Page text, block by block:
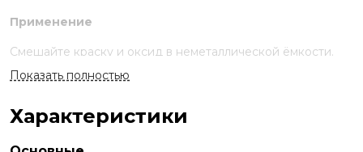
Применение
Смешайте краску и оксид в неметаллической ёмкости.
Нанесите на волосы, выдержите указанное время.
Смойте с шампунем и кондиционером для окрашенных
Стандартное окрашивание:
Показать полностью
Характеристики